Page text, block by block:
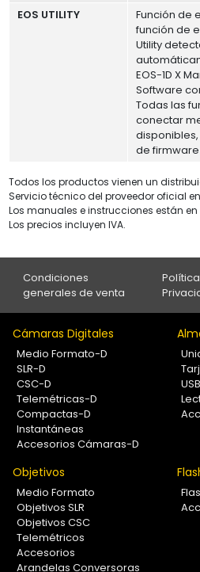
EOS UTILITY
Función de
función de
Utility
EOS-1D X
Software
Todas las
conectar
de firmware
Todos los productos vienen un
Servicio técnico del proveedor oficial
Los manuales e instrucciones están
Los precios incluyen IVA.
Condiciones
generales de venta
Cámaras Digitales
Medio Formato-D
SLR-D
CSC-D
Telemétricas-D
Compactas-D
Instantáneas
Accesorios Cámaras-D
Objetivos
Medio Formato
Objetivos SLR
Objetivos CSC
Telemétricos
Accesorios
Arandelas Conversoras